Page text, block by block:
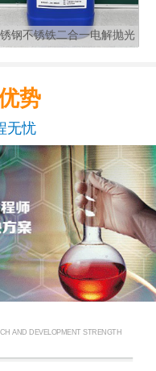
钢不锈铁二合一电解抛光
势
无忧
AND DEVELOPMENT STRENGTH